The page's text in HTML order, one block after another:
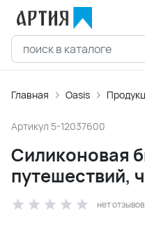
Главная Oasis
Артикул 5-12037600
Силиконовая
путешествий,
нет отзывов